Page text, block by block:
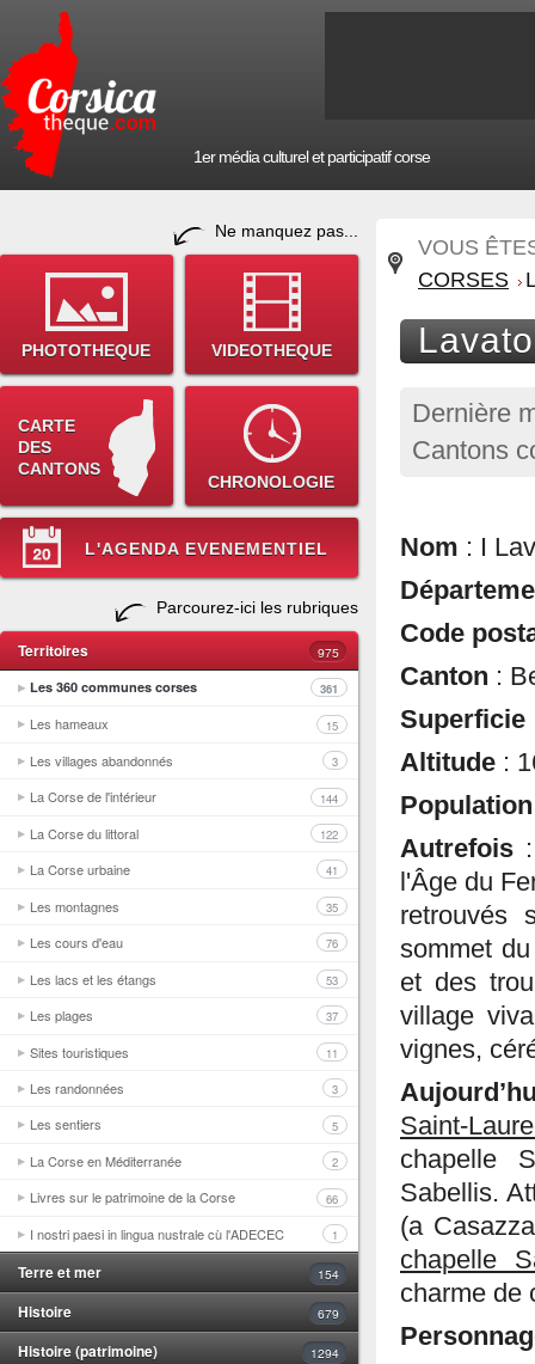
1er média culturel et participatif corse
Ne manquez pas...
PHOTOTHEQUE VIDEOTHEQUE
CARTE
DES
CANTONS
CHRONOLOGIE
L'AGENDA EVENEMENTIEL
Parcourez-ici les rubriques
Territoires
975
Les 360 communes corses
361
Les hameaux 15
Les villages abandonnés 3
La Corse de l'intérieur 144
La Corse du littoral 122
La Corse urbaine 41
Les montagnes 35
Les cours d'eau 76
Les lacs et les étangs 53
Les plages 37
Sites touristiques 11
Les randonnées 3
Les sentiers 5
La Corse en Méditerranée 2
Livres sur le patrimoine de la Corse 66
I nostri paesi in lingua nustrale cù l'ADECEC 1
Terre et mer 154
Histoire 679
Histoire (patrimoine) 1294
VOUS
CORSES
Dernière
Cantons
Nom : I
Code
Canton :
Superficie
Altitude :
Autrefois
l'Âge du
retrouvés
sommet
et des
village
vignes,
Saint-
chapelle
Sabellis.
(a
chapelle
charme de